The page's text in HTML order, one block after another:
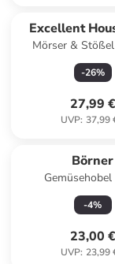
Excellent
Mörser &
-26%
27,99 €
UVP: 37,99
Börner
Gemüsehobel
PowerLine
-4%
23,00 €
UVP: 23,99